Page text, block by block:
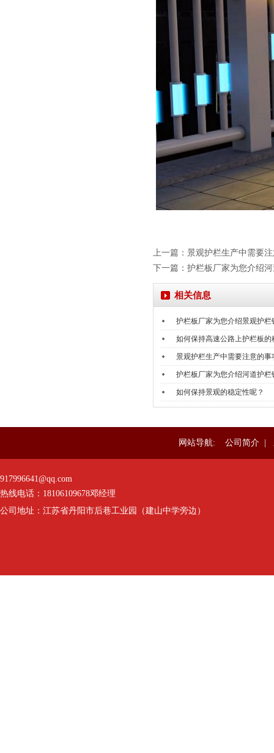
上一篇：景观护栏生产中需要
下一篇：护栏板厂家为您介绍
相关信息
护栏板厂家为您介绍景观护栏
如何保持高速公路上护栏板的
景观护栏生产中需要注意的事
护栏板厂家为您介绍河道护栏
如何保持景观的稳定性呢？
网站导航: 公司简介
917996641@qq.com
热线电话： 18106109678邓经理
公司地址：江苏省丹阳市后巷工业园（建山中学旁边）